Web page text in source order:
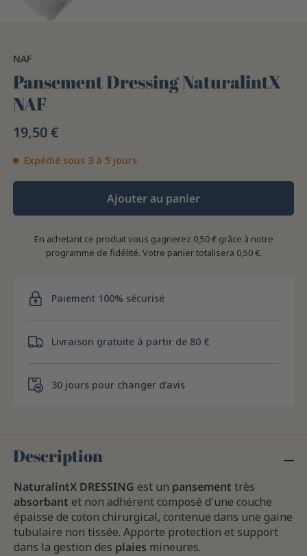
NAF
Pansement Dressing NaturalintX
NAF
19,50 €
Expédié sous 3 à 5 jours
Ajouter au panier
En achetant ce produit vous gagnerez 0,50 €grâce à notre
programme de fidélité. Votre panier totalisera 0,50 €.
Paiement 100% sécurisé
Livraison gratuite à partir de 80 €
30 jours pour changer d’avis
Description
NaturalintX DRESSING est un pansement très
absorbant et non adhérent composé d'une couche
épaisse de coton chirurgical, contenue dans une gaine
tubulaire non tissée. Apporte protection et support
dans la gestion des plaies mineures.